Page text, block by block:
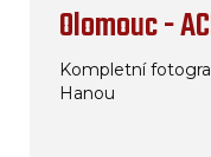
Olomouc -
Kompletní
Hanou